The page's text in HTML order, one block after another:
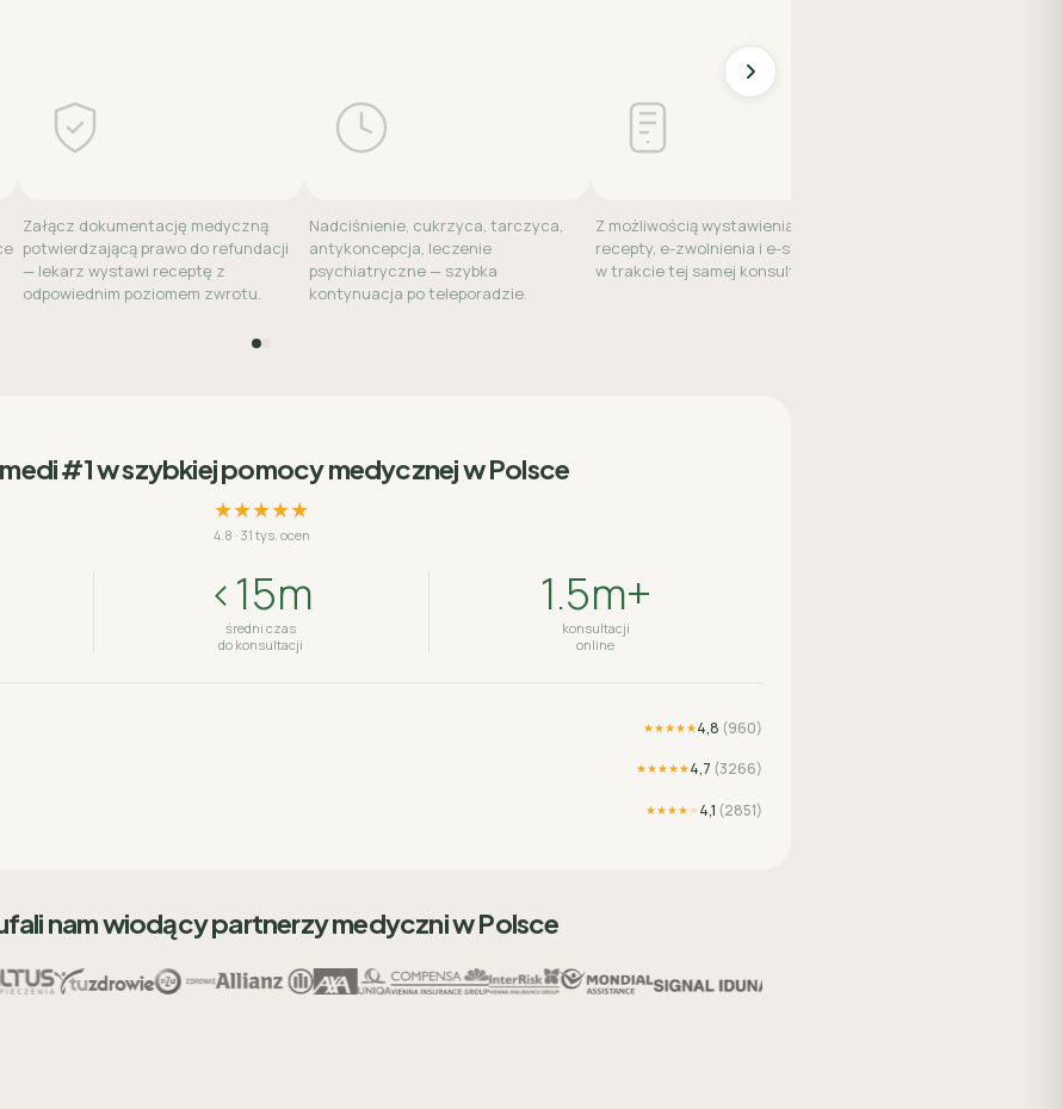
Załącz dokumentację medyczną
potwierdzającą prawo do refundacji
— lekarz wystawi receptę z
odpowiednim poziomem zwrotu.
Nadciśnienie, cukrzyca, tarczyca,
antykoncepcja, leczenie
psychiatryczne — szybka
kontynuacja po teleporadzie.
Z możliwością wystawienia e-
recepty, e-zwolnienia i e-skierowania
w trakcie tej samej konsultacji.
#1 w szybkiej pomocy medycznej w Polsce
★★★★★
4.8 · 31 tys. ocen
<15m
średni czas
do konsultacji
1.5m+
konsultacji
online
★★★★★4,8 (960)
★★★★★4,7 (3266)
★★★★★4,1 (2851)
nam wiodący partnerzy medyczni w Polsce